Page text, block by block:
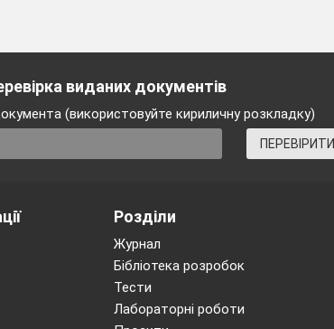
виданих документів
(використовуйте кириличну розкладку)
ПЕРЕВІРИТИ
Розділи
Журнал
Бібліотека розробок
Тести
Лабораторні роботи